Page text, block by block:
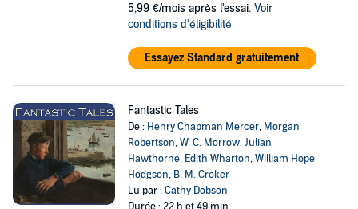
5,99 €/mois après l'essai. Voir
conditions d'éligibilité
Essayez Standard gratuitement
Fantastic Tales
De : Henry Chapman Mercer, Morgan
Robertson,W. C. Morrow,Julian
Hawthorne, Edith Wharton,William Hope
Hodgson, B. M. Croker
Lu par :Cathy Dobson